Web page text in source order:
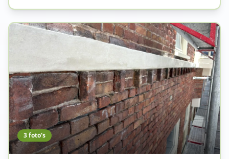
technisch versterkt, maar ook esthetisch vernieuwd.
3foto's